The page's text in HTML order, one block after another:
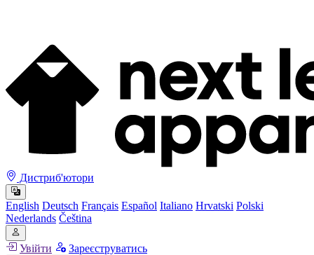
Дистриб'ютори
English Deutsch Français Español Italiano Hrvatski Polski
Nederlands Čeština
Увійти Зареєструватись